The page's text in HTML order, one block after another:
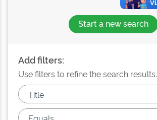
Start a new search
Add filters:
Use filters to refine the search results.